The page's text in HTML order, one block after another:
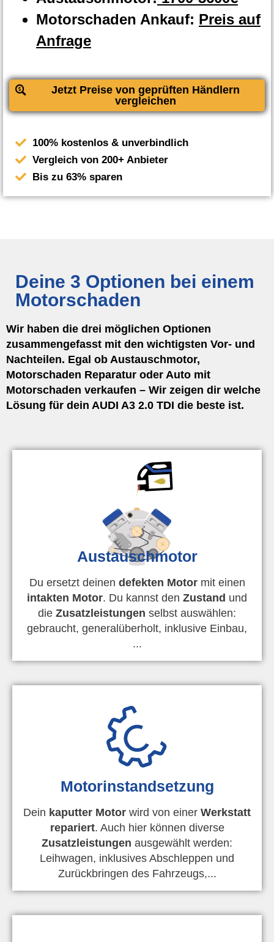
Motorschaden Ankauf: Preis auf
Anfrage
Jetzt Preise von geprüften Händlern
vergleichen
100% kostenlos & unverbindlich
Vergleich von 200+ Anbieter
Bis zu 63% sparen
Deine 3 Optionen bei einem
Motorschaden
Wir haben die drei möglichen Optionen
zusammengefasst mit den wichtigsten Vor- und
Nachteilen. Egal ob Austauschmotor,
Motorschaden Reparatur oder Auto mit
Motorschaden verkaufen – Wir zeigen dir welche
Lösung für dein AUDI A3 2.0 TDI die beste ist.
Austauschmotor
Du ersetzt deinen defekten Motormit einen
intakten Motor. Du kannst den Zustand und
die Zusatzleistungen selbst auswählen:
gebraucht, generalüberholt, inklusive Einbau,
...
Motorinstandsetzung
Dein kaputter Motor wird von einer Werkstatt
repariert. Auch hier können diverse
Zusatzleistungen ausgewählt werden:
Leihwagen, inklusives Abschleppen und
Zurückbringen des Fahrzeugs,...